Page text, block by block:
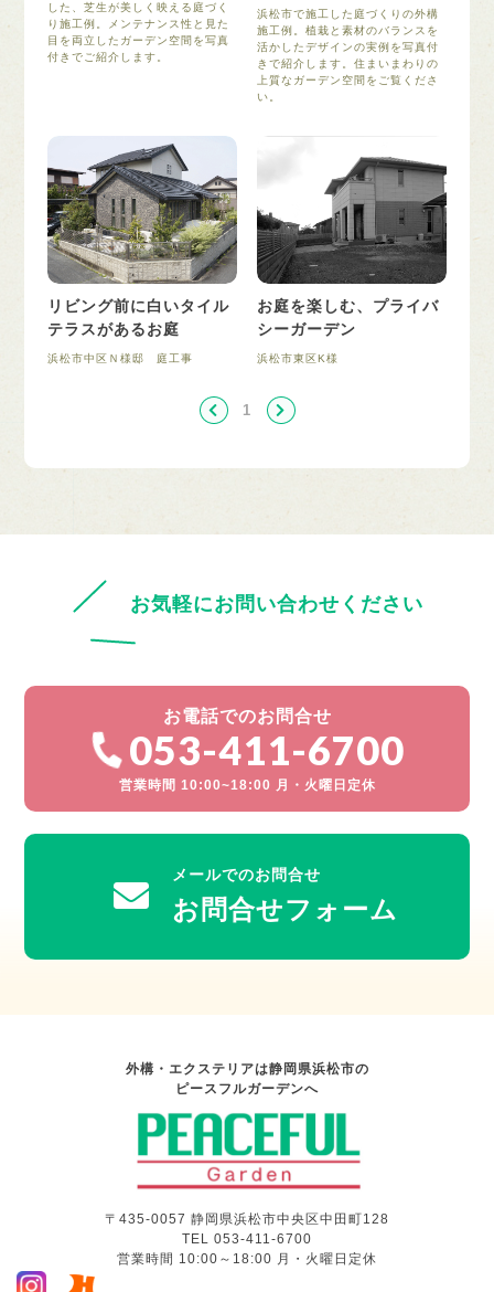
した、芝生が美しく映える庭づく
り施工例。メンテナンス性と見た
目を両立したガーデン空間を写真
付きでご紹介します。
浜松市で施工した庭づくりの外構
施工例。植栽と素材のバランスを
活かしたデザインの実例を写真付
きで紹介します。住まいまわりの
上質なガーデン空間をご覧くださ
い。
リビング前に白いタイル
テラスがあるお庭
浜松市中区Ｎ様邸 庭工事
お庭を楽しむ、プライバ
シーガーデン
浜松市東区K様
1
お気軽にお問い合わせください
お電話でのお問合せ
053-411-6700
営業時間 10:00~18:00 月・火曜日定休
メールでのお問合せ
お問合せフォーム
外構・エクステリアは静岡県浜松市の
ピースフルガーデンへ
〒435-0057 静岡県浜松市中央区中田町128
TEL 053-411-6700
営業時間 10:00～18:00 月・火曜日定休